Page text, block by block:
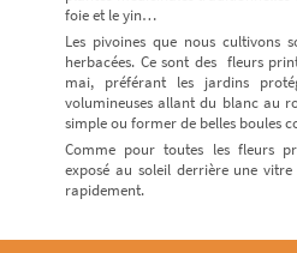
foie et le yin…
Les pivoines que nous cultivons
herbacées. Ce sont des fleurs
mai, préférant les jardins
volumineuses allant du blanc au
simple ou former de belles boules
Comme pour toutes les fleurs
exposé au soleil derrière une
rapidement.